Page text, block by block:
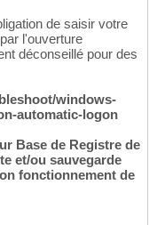
de saisir votre
l'ouverture
déconseillé pour des
windows-
automatic-logon
Base de Registre de
et/ou sauvegarde
fonctionnement de